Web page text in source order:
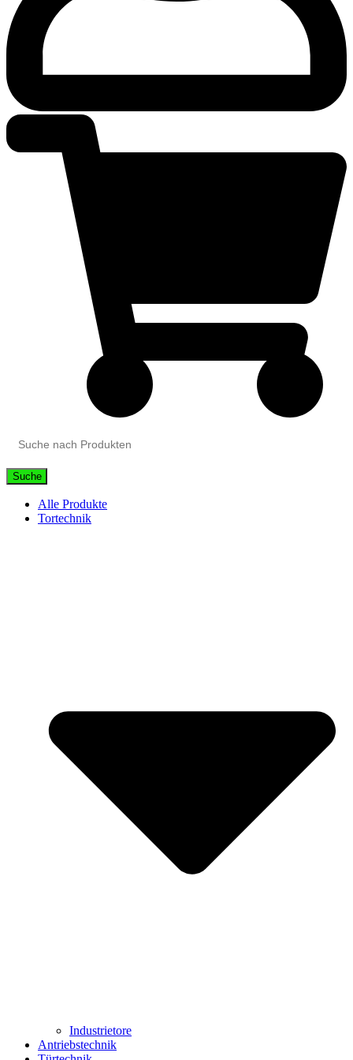
Suche
Alle Produkte
Tortechnik
Industrietore
Antriebstechnik